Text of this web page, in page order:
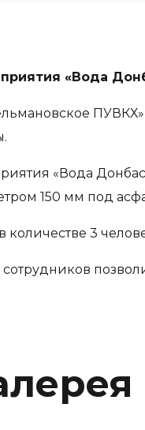
«Вода
«Вода
150 мм под
количестве 3